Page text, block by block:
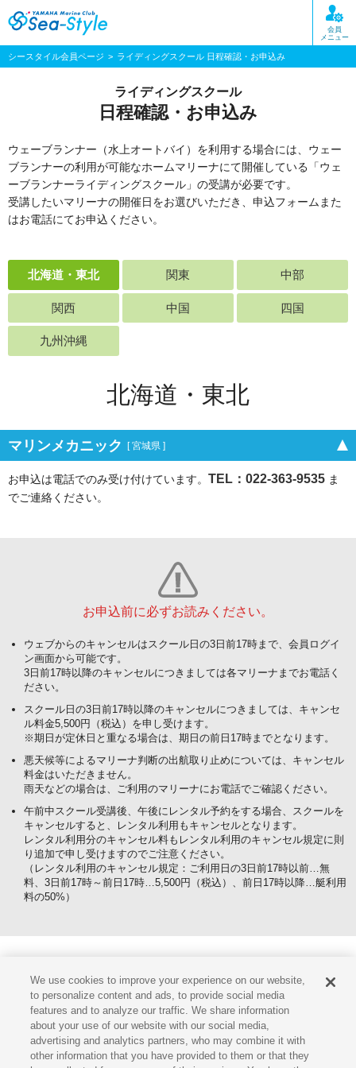
会員
メニュー
シースタイル会員ページ ライディングスクール 日程確認・お申込み
ライディングスクール
日程確認・お申込み
ウェーブランナー（水上オートバイ）を利用する場合には、ウェー
ブランナーの利用が可能なホームマリーナにて開催している「ウェ
ーブランナーライディングスクール」の受講が必要です。
受講したいマリーナの開催日をお選びいただき、申込フォームまた
はお電話にてお申込ください。
北海道・東北 関東 中部
関西 中国 四国
九州沖縄
北海道・東北
マリンメカニック [ 宮城県 ]
お申込は電話でのみ受け付けています。 TEL：022-363-9535 ま
でご連絡ください。
お申込前に必ずお読みください。
ウェブからのキャンセルはスクール日の3日前17時まで、会員ログイ
ン画面から可能です。
3日前17時以降のキャンセルにつきましては各マリーナまでお電話く
ださい。
スクール日の3日前17時以降のキャンセルにつきましては、キャンセ
ル料金5,500円（税込）を申し受けます。
※期日が定休日と重なる場合は、期日の前日17時までとなります。
悪天候等によるマリーナ判断の出航取り止めについては、キャンセル
料金はいただきません。
雨天などの場合は、ご利用のマリーナにお電話でご確認ください。
午前中スクール受講後、午後にレンタル予約をする場合、スクールを
キャンセルすると、レンタル利用もキャンセルとなります。
レンタル利用分のキャンセル料もレンタル利用のキャンセル規定に則
り追加で申し受けますのでご注意ください。
（レンタル利用のキャンセル規定：ご利用日の3日前17時以前…無
料、3日前17時～前日17時…5,500円（税込）、前日17時以降…艇利用
料の50%）
ヤマハマリンホットライン
0120-730-344
We use cookies to improve your experience on our website,
to personalize content and ads, to provide social media
features and to analyze our traffic. We share information
about your use of our website with our social media,
advertising and analytics partners, who may combine it with
other information that you have provided to them or that they